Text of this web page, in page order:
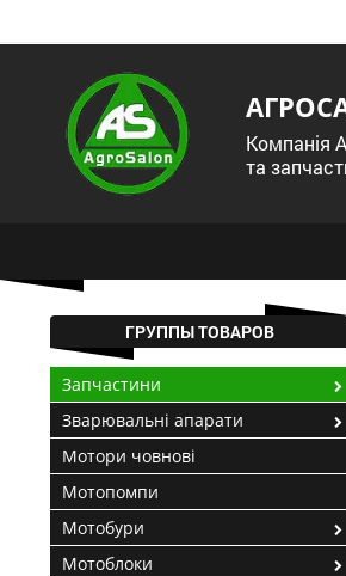
Компанія
та
ГРУППЫ ТОВАРОВ
Запчастини
Зварювальні апарати
Мотори човнові
Мотопомпи
Мотобури
Мотоблоки